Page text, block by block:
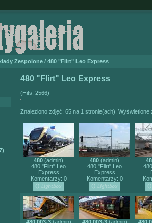
Zespolone / 480 "Flirt" Leo Express
480 "Flirt" Leo Express
(Hits: 2566)
Znaleziono zdjęć: 65 na 1 stronie(ach). Wyświetlone
480 (admin)
480 "Flirt" Leo
Express
Komentarzy: 0
480 (admin)
480 "Flirt" Leo
Express
Komentarzy: 0